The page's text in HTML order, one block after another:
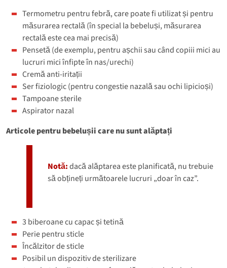
Termometru pentru febră, care poate fi utilizat și pentru
măsurarea rectală (în special la bebeluși, măsurarea
rectală este cea mai precisă)
Pensetă (de exemplu, pentru așchii sau când copiii mici au
lucruri mici înfipte în nas/urechi)
Cremă anti-iritații
Ser fiziologic (pentru congestie nazală sau ochi lipicioși)
Tampoane sterile
Aspirator nazal
Articole pentru bebelușii care nu sunt alăptați
Notă:dacă alăptarea este planificată, nu trebuie
să obțineți următoarele lucruri „doar în caz”.
3 biberoane cu capac și tetină
Perie pentru sticle
Încălzitor de sticle
Posibil un dispozitiv de sterilizare